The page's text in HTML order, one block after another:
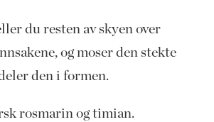
du resten av skyen over
og moser den stekte
den i formen.
rosmarin og timian.